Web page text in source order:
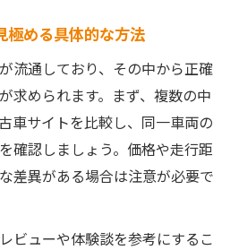
極める具体的な方法
流通しており、その中から正確
求められます。まず、複数の中
車サイトを比較し、同一車両の
確認しましょう。価格や走行距
差異がある場合は注意が必要で
ビューや体験談を参考にするこ